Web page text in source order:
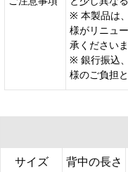
※ 本製品は
様がリニュ
承くださいま
※ 銀行振込
様のご負担
サイズ 背中の長さ